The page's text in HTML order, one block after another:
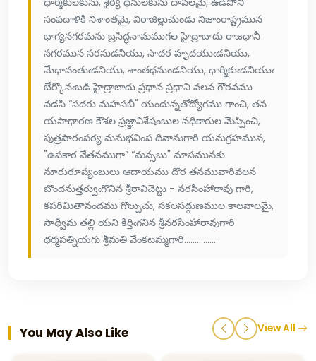
సంపదాళికి నిశాంతమై, విరాజిల్లుచుండు నిజాంరాష్ట్రమున
భాగ్యనగరమను బ్రసిద్ధనామముగల హైద్రాబాదు రాజధానీ
నగరమున సరసుడనియు, సాదర హృదయుఁడనియు,
మేధావంతుఁడనియు, శాంతధనుండనియు, ధార్మికుఁడనియుఁ
బేర్కొనఁబడి హైద్రాబాదు ప్రథాన ప్రధాని వలన గౌరవము
వడసి “సదరు మహసబీ" యందున్నతోద్యోగము గాంచి, తన
యసాధారణ కౌశల ప్రజ్ఞావిశేషంబుల నధికారుల మెప్పించి,
పుత్రపారంపర్య మనుభవింప దివానుగారి యనుగ్రహమున,
"ఉపకార వేతనముగా” “మన్సబు" మాసమునకు
నూరురూప్యంబులు ఆదాయము దొర తనమువారివలన
బొందనుత్తర్వుఁగొనిన శ్రీరావిచెట్టు - నరసింహారావు గారి,
కపరిమితానందము గొల్పుచు, సకలసద్గుణముల కాలవాలమై,
సాధ్వీమ తల్లి యని కీర్తిఁగనిన శ్రీనరసింహారావుగారి
ధర్మపత్నియగు శ్రీమతి వేంకటమ్మగారి................
You May Also Like View All